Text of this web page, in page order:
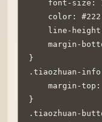
font-size:
color:
line-
margin-
}
.tiaozhuan-
margin-top:
}
.tiaozhuan-